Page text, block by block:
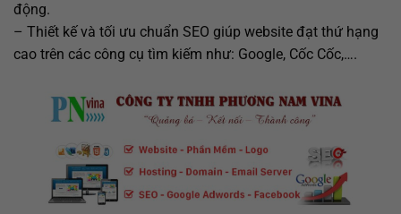
động.
– Thiết kế và tối ưu chuẩn SEO giúp website đạt thứ hạng
cao trên các công cụ tìm kiếm như: Google, Cốc Cốc,….